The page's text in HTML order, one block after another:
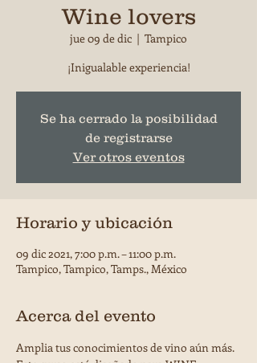
Wine lovers
jue 09 de dic
  |
Tampico
¡Inigualable experiencia!
Se ha cerrado la posibilidad
de registrarse
Ver otros eventos
Horario y ubicación
09 dic 2021, 7:00 p.m. – 11:00 p.m.
Tampico, Tampico, Tamps., México
Acerca del evento
Amplia tus conocimientos de vino aún más.